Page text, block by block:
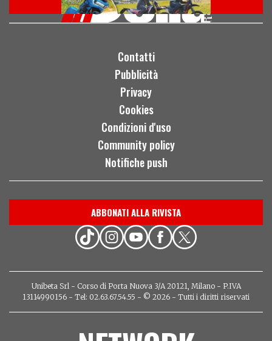
Contatti
Pubblicità
Privacy
Cookies
Condizioni d'uso
Community policy
Notifiche push
ABBONATI ALLA RIVISTA
Unibeta Srl - Corso di Porta Nuova 3/A 20121, Milano - P.IVA
13114990156 - Tel: 02.63.67.54.55 - © 2026 - Tutti i diritti riservati